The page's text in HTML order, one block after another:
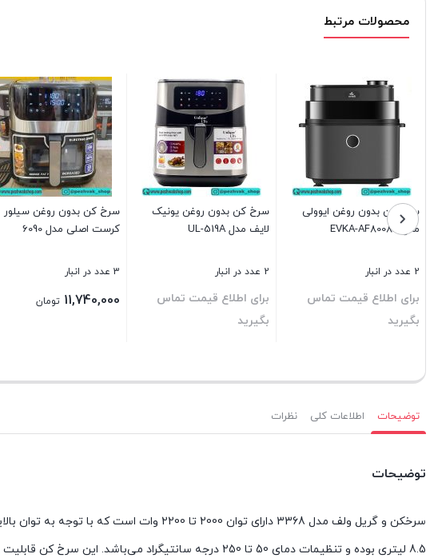
محصولات مرتبط
سرخ کن بدون روغن ایوولی
مدل EVKA-AF8008D
2 عدد در انبار
برای اطلاع قیمت تماس
بگیرید
سرخ کن بدون روغن یونیک
لایف مدل UL-519A
2 عدد در انبار
برای اطلاع قیمت تماس
بگیرید
سرخ کن بدون روغن سیلور
کرست اصلی مدل 6090
3 عدد در انبار
11,740,000 تومان
توضیحات اطلاعات کلی نظرات
توضیحات
سرخکن و گریل ولف مدل 3368 دارای توان 2000 تا
8.5 لیتری بوده و تنظیمات دمای 50 تا 250 درجه